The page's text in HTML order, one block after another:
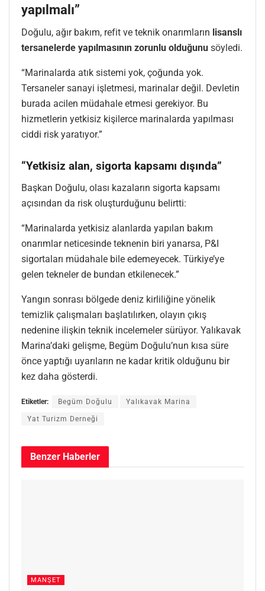
yapılmalı”
Doğulu, ağır bakım, refit ve teknik onarımların lisanslı
tersanelerde yapılmasının zorunlu olduğunu söyledi.
“Marinalarda atık sistemi yok, çoğunda yok.
Tersaneler sanayi işletmesi, marinalar değil. Devletin
burada acilen müdahale etmesi gerekiyor. Bu
hizmetlerin yetkisiz kişilerce marinalarda yapılması
ciddi risk yaratıyor.”
“Yetkisiz alan, sigorta kapsamı dışında”
Başkan Doğulu, olası kazaların sigorta kapsamı
açısından da risk oluşturduğunu belirtti:
“Marinalarda yetkisiz alanlarda yapılan bakım
onarımlar neticesinde teknenin biri yanarsa, P&I
sigortaları müdahale bile edemeyecek. Türkiye’ye
gelen tekneler de bundan etkilenecek.”
Yangın sonrası bölgede deniz kirliliğine yönelik
temizlik çalışmaları başlatılırken, olayın çıkış
nedenine ilişkin teknik incelemeler sürüyor. Yalıkavak
Marina’daki gelişme, Begüm Doğulu’nun kısa süre
önce yaptığı uyarıların ne kadar kritik olduğunu bir
kez daha gösterdi.
Etiketler: Begüm Doğulu Yalıkavak Marina
Yat Turizm Derneği
Benzer Haberler
MANŞET